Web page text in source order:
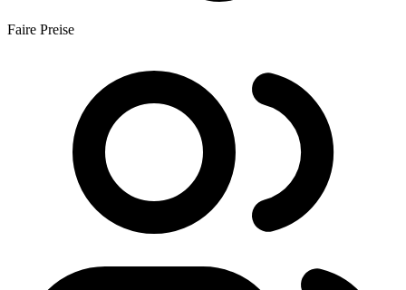
Faire Preise